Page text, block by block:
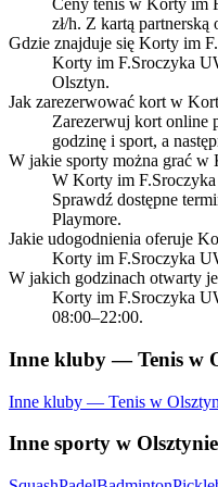
Ceny tenis w Korty im
zł/h. Z kartą partnerską
Gdzie znajduje się Korty im
Korty im F.Sroczyka
Olsztyn.
Jak zarezerwować kort w
Zarezerwuj kort online
godzinę i sport, a
W jakie sporty można grać
W Korty im
Sprawdź dostępne
Playmore.
Jakie udogodnienia oferuje
Korty im F.Sroczyka
W jakich godzinach otwarty
Korty im F.Sroczyka
08:00–22:00.
Inne kluby — Tenis w
Inne kluby — Tenis w
Inne sporty w Olsztynie